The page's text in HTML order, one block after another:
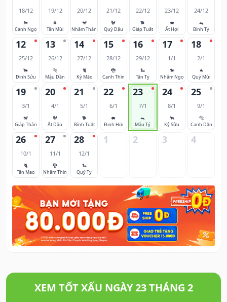
18/12
🐎
Canh Ngọ
19/12
🐐
Tân Mùi
20/12
🐒
Nhâm Thân
21/12
🐓
Quý Dậu
22/12
🐕
Giáp Tuất
23/12
🐖
Ất Hợi
24/12
🐀
Bính Tý
12
25/12
🐂
Đinh Sửu
13
26/12
🐅
Mậu Dần
14
27/12
🐈
Kỷ Mão
15
28/12
🐉
Canh Thìn
16
29/12
🐍
Tân Tỵ
17
1/1
🐎
Nhâm Ngọ
18
2/1
🐐
Quý Mùi
19
3/1
🐒
Giáp Thân
20
4/1
🐓
Ất Dậu
21
5/1
🐕
Bính Tuất
22
6/1
🐖
Đinh Hợi
23
7/1
🐀
Mậu Tý
24
8/1
🐂
Kỷ Sửu
25
9/1
🐅
Canh Dần
26
10/1
🐈
Tân Mão
27
11/1
🐉
Nhâm Thìn
28
12/1
🐍
Quý Tỵ
1 2 3 4
XEM TỐT XẤU NGÀY 23 THÁNG 2